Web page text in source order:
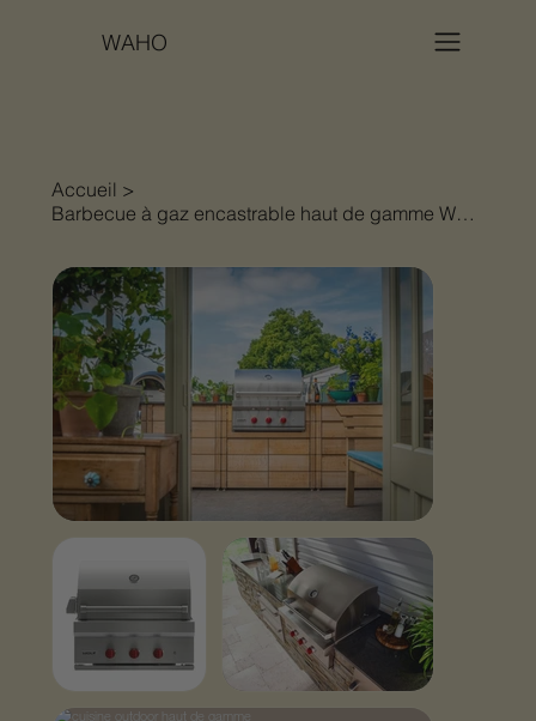
WAHO
Accueil >
Barbecue à gaz encastrable haut de gamme Wolf ICBOG30